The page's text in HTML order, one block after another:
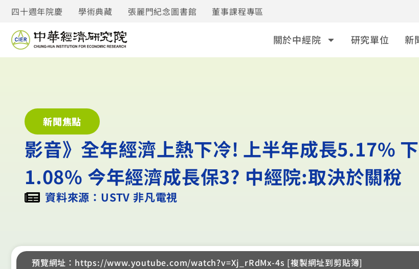
四十週年院慶 學術典藏 張麗門紀念圖書館 董事課程專區
關於中經院 研究單位 新
新聞焦點
影音》全年經濟上熱下冷! 上半年成長5.17%
1.08% 今年經濟成長保3? 中經院:取決於關稅
資料來源：USTV 非凡電視
預覽網址：https://www.youtube.com/watch?v=Xj_rRdMx-4s [複製網址到剪貼簿]